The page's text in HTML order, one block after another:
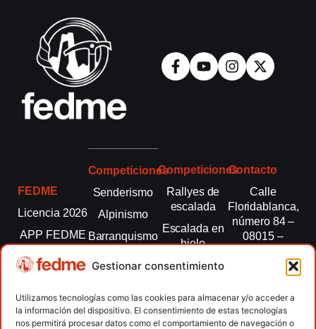
Gestionar consentimiento
Utilizamos tecnologías como las cookies para almacenar y/o acceder a
la información del dispositivo. El consentimiento de estas tecnologías
nos permitirá procesar datos como el comportamiento de navegación o
FEDME
Licencia 2026
APP FEDME
Transparencia
autonómicas
Clubes
Competiciones
Senderismo
Alpinismo
Barranquismo
montaña
Escalada
Escalada
Competiciones
Rallyes de
escalada
Escalada en
hielo
Esquí de
Marcha
Nórdica
Contacto
Calle
Floridablanca,
número 84 –
08015 –
fedme@fedme.es
934 264 267